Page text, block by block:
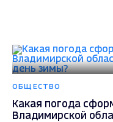
ОБЩЕСТВО
Какая погода
Владимирской